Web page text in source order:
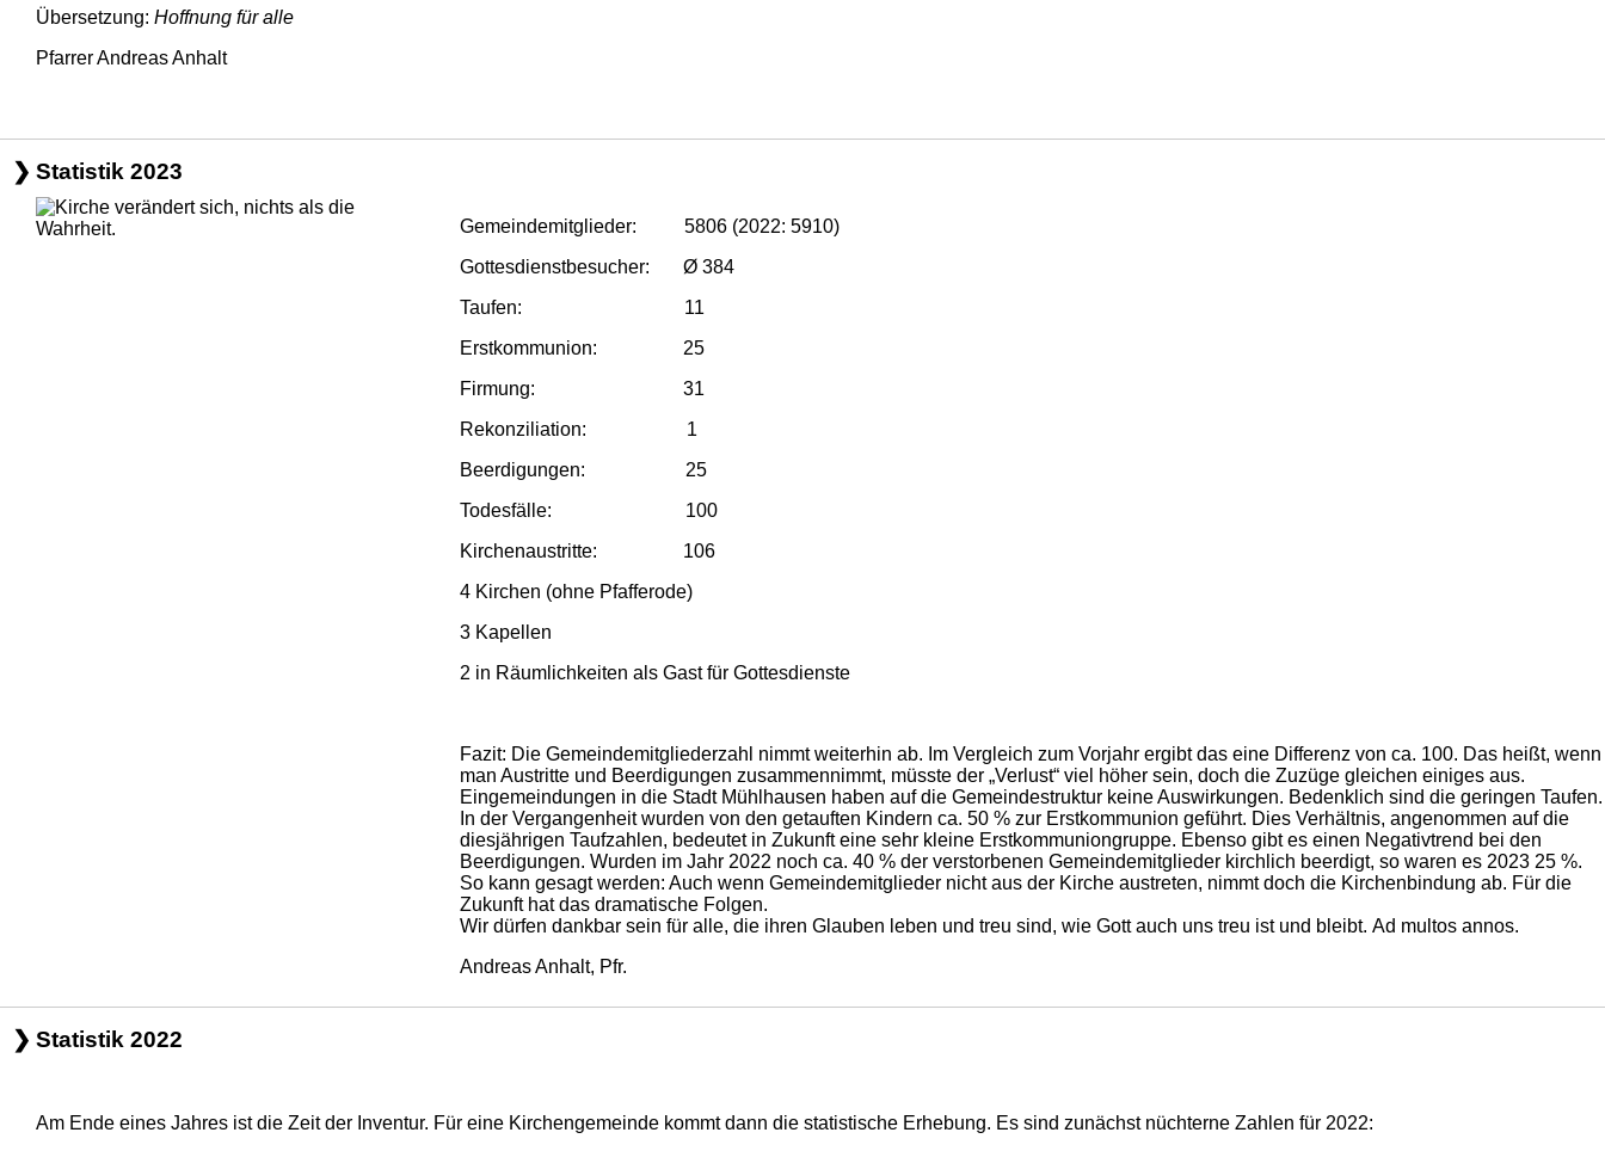
Übersetzung: Hoffnung für alle
Pfarrer Andreas Anhalt
Statistik 2023
Gemeindemitglieder: 5806 (2022: 5910)
Gottesdienstbesucher: Ø 384
Taufen: 11
Erstkommunion: 25
Firmung: 31
Rekonziliation: 1
Beerdigungen: 25
Todesfälle: 100
Kirchenaustritte: 106
4 Kirchen (ohne Pfafferode)
3 Kapellen
2 in Räumlichkeiten als Gast für Gottesdienste
Fazit: Die Gemeindemitgliederzahl nimmt weiterhin ab. Im Vergleich zum Vorjahr ergibt das eine Differenz von ca. 100. Das heißt, wenn
man Austritte und Beerdigungen zusammennimmt, müsste der „Verlust“ viel höher sein, doch die Zuzüge gleichen einiges aus.
Eingemeindungen in die Stadt Mühlhausen haben auf die Gemeindestruktur keine Auswirkungen. Bedenklich sind die geringen Taufen.
In der Vergangenheit wurden von den getauften Kindern ca. 50 % zur Erstkommunion geführt. Dies Verhältnis, angenommen auf die
diesjährigen Taufzahlen, bedeutet in Zukunft eine sehr kleine Erstkommuniongruppe. Ebenso gibt es einen Negativtrend bei den
Beerdigungen. Wurden im Jahr 2022 noch ca. 40 % der verstorbenen Gemeindemitglieder kirchlich beerdigt, so waren es 2023 25 %.
So kann gesagt werden: Auch wenn Gemeindemitglieder nicht aus der Kirche austreten, nimmt doch die Kirchenbindung ab. Für die
Zukunft hat das dramatische Folgen.
Wir dürfen dankbar sein für alle, die ihren Glauben leben und treu sind, wie Gott auch uns treu ist und bleibt. Ad multos annos.
Andreas Anhalt, Pfr.
Statistik 2022
Am Ende eines Jahres ist die Zeit der Inventur. Für eine Kirchengemeinde kommt dann die statistische Erhebung. Es sind zunächst nüchterne Zahlen für 2022: